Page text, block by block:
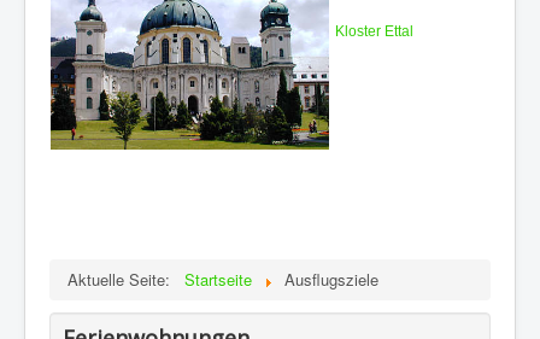
Kloster Ettal
Aktuelle Seite: Startseite Ausflugsziele